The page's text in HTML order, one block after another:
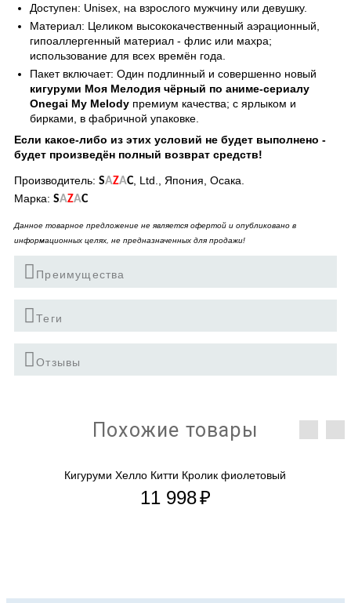
Доступен: Unisex, на взрослого мужчину или девушку.
Материал: Целиком высококачественный аэрационный,
гипоаллергенный материал - флис или махра;
использование для всех времён года.
Пакет включает: Один подлинный и совершенно новый
кигуруми Моя Мелодия чёрный по аниме-сериалу
Onegai My Melody премиум качества; с ярлыком и
бирками, в фабричной упаковке.
Если какое-либо из этих условий не будет выполнено -
будет произведён полный возврат средств!
Производитель: SAZAC, Ltd., Япония, Осака.
Марка: SAZAC
Данное товарное предложение не является офертой и опубликовано в
информационных целях, не предназначенных для продажи!
Преимущества
Теги
Отзывы
Похожие товары
Кигуруми Хелло Китти Кролик фиолетовый
11 998₽